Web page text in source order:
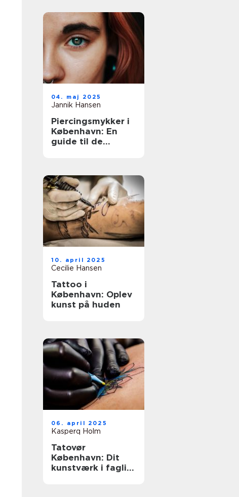
04. maj 2025
Jannik Hansen
Piercingsmykker i
København: En
guide til de
10. april 2025
Cecilie Hansen
Tattoo i
København: Oplev
kunst på huden
06. april 2025
Kasperq Holm
Tatovør
København: Dit
kunstværk i faglig